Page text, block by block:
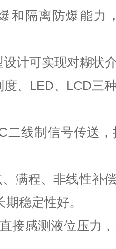
和隔离防爆能力
计可实现对糊状
度、LED、LCD三
二线制信号传送
满程、非线性补
稳定性好。
接感测液位压力